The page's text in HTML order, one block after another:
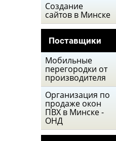
Создание
сайтов в Минске
Поставщики
Мобильные
перегородки от
производителя
Организация по
продаже окон
ПВХ в Минске -
ОНД